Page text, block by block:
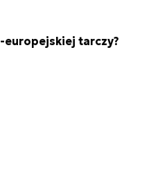
europejskiej tarczy?